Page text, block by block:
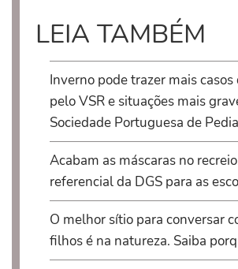
LEIA TAMBÉM
Inverno pode trazer mais casos
pelo VSR e situações mais
Sociedade Portuguesa de
Acabam as máscaras no
referencial da DGS para as
O melhor sítio para conversar
filhos é na natureza. Saiba